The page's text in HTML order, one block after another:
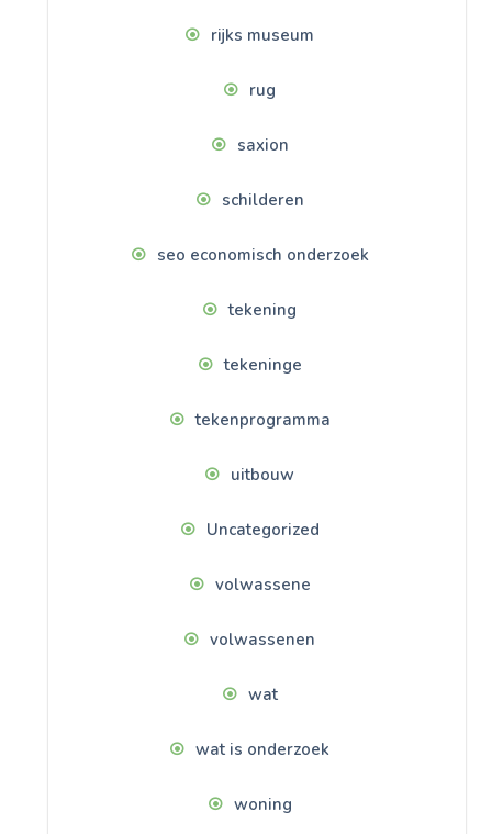
rijks museum
rug
saxion
schilderen
seo economisch onderzoek
tekening
tekeninge
tekenprogramma
uitbouw
Uncategorized
volwassene
volwassenen
wat
wat is onderzoek
woning